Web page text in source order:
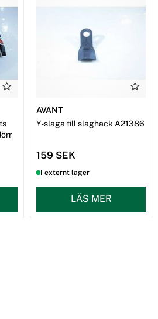
AVANT
Y-slaga till slaghack A21386
159 SEK
I externt lager
LÄS MER